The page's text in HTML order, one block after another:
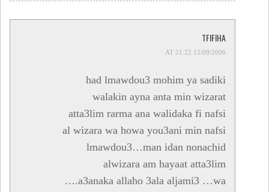
TFIFIHA
12/09/2006 AT 21:22
had lmawdou3 mohim ya sadiki
walakin ayna anta min wizarat
atta3lim rarma ana walidaka fi nafsi
al wizara wa howa you3ani min nafsi
lmawdou3…man idan nonachid
alwizara am hayaat atta3lim
….a3anaka allaho 3ala aljami3 …wa